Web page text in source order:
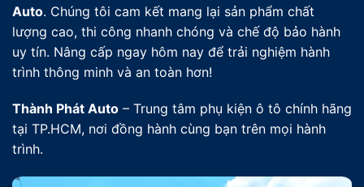
Auto. Chúng tôi cam kết mang lại sản phẩm chất
lượng cao, thi công nhanh chóng và chế độ bảo hành
uy tín. Nâng cấp ngay hôm nay để trải nghiệm hành
trình thông minh và an toàn hơn!
Thành Phát Auto – Trung tâm phụ kiện ô tô chính hãng
tại TP.HCM, nơi đồng hành cùng bạn trên mọi hành
trình.